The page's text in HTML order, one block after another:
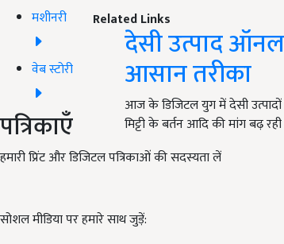
मशीनरी
वेब स्टोरी
पत्रिकाएँ
हमारी प्रिंट और डिजिटल पत्रिकाओं की सदस्यता लें
सोशल मीडिया पर हमारे साथ जुड़ें:
Related Links
देसी उत्पाद
आसान तरीका
आज के डिजिटल युग में देसी
मिट्टी के बर्तन आदि की मांग बढ़